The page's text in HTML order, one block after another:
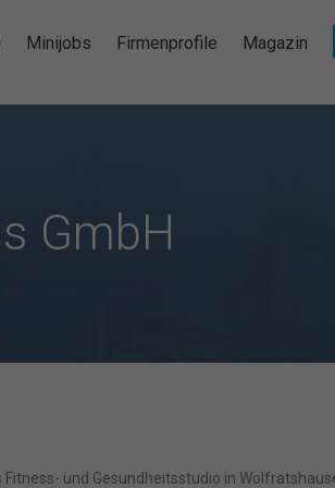
Minijobs Firmenprofile Magazin
GmbH
und Gesundheitsstudio in